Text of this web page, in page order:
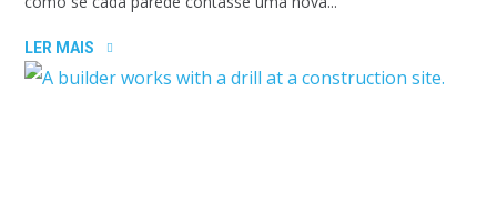
LER MAIS